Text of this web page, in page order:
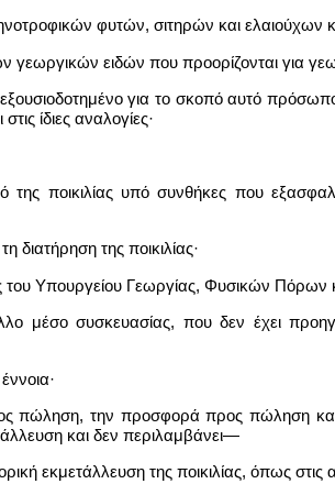
φυτών, σιτηρών και ελαιούχων
γεωργικών ειδών που προορίζονται για
για το σκοπό αυτό
ίδιες αναλογίες·
της ποικιλίας υπό συνθήκες που
διατήρηση της ποικιλίας·
του Υπουργείου Γεωργίας, Φυσικών Πόρων
μέσο συσκευασίας, που δεν έχει
πώληση, την προσφορά προς πώληση
και δεν περιλαμβάνει—
εκμετάλλευση της ποικιλίας, όπως στις